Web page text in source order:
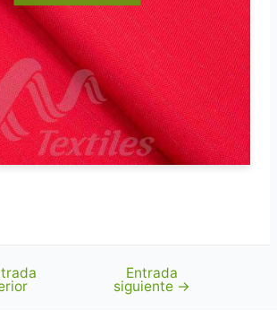
Entrada
siguiente →